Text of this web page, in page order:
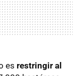
es restringir al